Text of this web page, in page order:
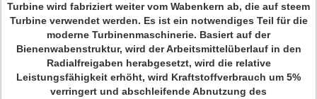
Turbine wird fabriziert weiter vom Wabenkern ab, die auf steem
Turbine verwendet werden. Es ist ein notwendiges Teil für die
moderne Turbinenmaschinerie. Basiert auf der
Bienenwabenstruktur, wird der Arbeitsmittelüberlauf in den
Radialfreigaben herabgesetzt, wird die relative
Leistungsfähigkeit erhöht, wird Kraftstoffverbrauch um 5%
verringert und abschleifende Abnutzung des